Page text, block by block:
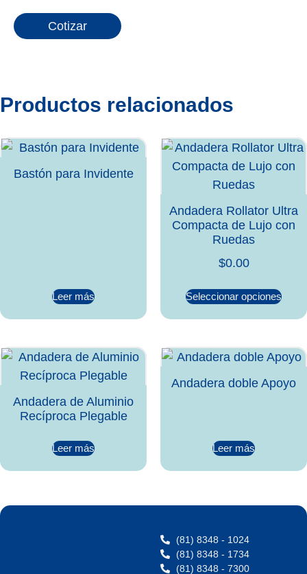
Cotizar
Productos relacionados
Bastón para Invidente
Leer más
Andadera Rollator Ultra
Compacta de Lujo con
Ruedas
$0.00
Seleccionar opciones
Andadera de Aluminio
Recíproca Plegable
Leer más
Andadera doble Apoyo
Leer más
(81) 8348 - 1024
(81) 8348 - 1734
(81) 8348 - 7300